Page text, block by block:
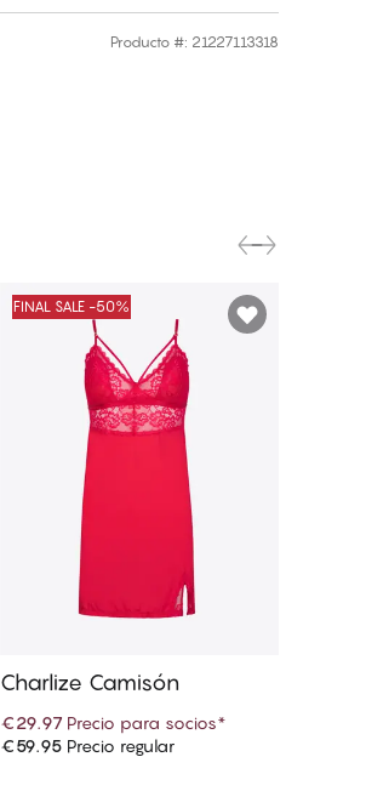
Producto #: 21227113318
Añadir a la cesta
FINAL SALE -50%
Charlize Camisón
€29.97 Precio para socios*
€59.95Precio regular